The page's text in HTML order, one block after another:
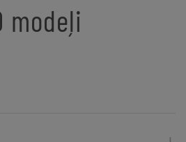
modeļi